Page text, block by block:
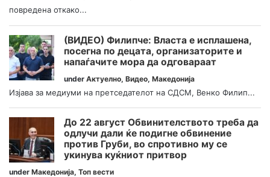
повредена откако...
(ВИДЕО) Филипче: Власта е исплашена,
посегна по децата, организаторите и
напаѓачите мора да одговараат
under Актуелно, Видео, Македонија
Изјава за медиуми на претседателот на СДСМ, Венко Филип...
До 22 август Обвинителството треба да
одлучи дали ќе подигне обвинение
против Груби, во спротивно му се
укинува куќниот притвор
under Македонија, Топ вести